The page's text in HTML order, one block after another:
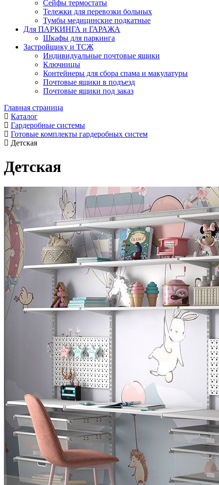
Сейфы термостаты
Тележки для перевозки больных
Тумбы медицинские подкатные
Для ПАРКИНГА и ГАРАЖА
Шкафы для паркинга
Застройщику и ТСЖ
Индивидуальные почтовые ящики
Ключницы
Контейнеры для сбора спама и макулатуры
Почтовые ящики в подъезд
Почтовые ящики под заказ
Главная страница
Каталог
Гардеробные системы
Готовые комплекты гардеробных систем
Детская
Детская